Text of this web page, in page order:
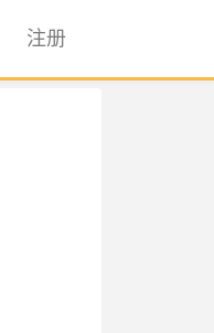
注册